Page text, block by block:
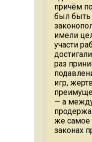
причём
был быть
имели
участи
раз
игр,
— а
же самое
законах